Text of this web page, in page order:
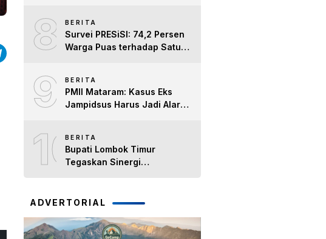
8
BERITA
Survei PRESiSI: 74,2 Persen
Warga Puas terhadap Satu
9 BERITA
PMII Mataram: Kasus Eks
Jampidsus Harus Jadi Alarm
10BERITA
Bupati Lombok Timur
Tegaskan Sinergi
dan Kapolres Lombok Timur
ADVERTORIAL